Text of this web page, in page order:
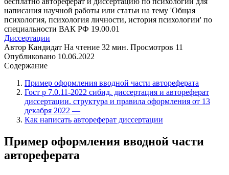
Диссертации
Автор Кандидат На чтение 32 мин. Просмотров 11
Опубликовано 10.06.2022
Содержание
Пример оформления вводной части автореферата
Гост р 7.0.11-2022 сибид. диссертация и автореферат
диссертации. структура и правила оформления от 13
декабря 2022 —
Как написать автореферат диссертации
Пример оформления вводной части
автореферата